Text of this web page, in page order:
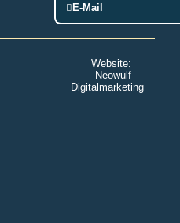
E-Mail
Website:
Neowulf
Digitalmarketing